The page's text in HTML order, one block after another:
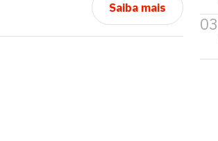
Saiba mais
03